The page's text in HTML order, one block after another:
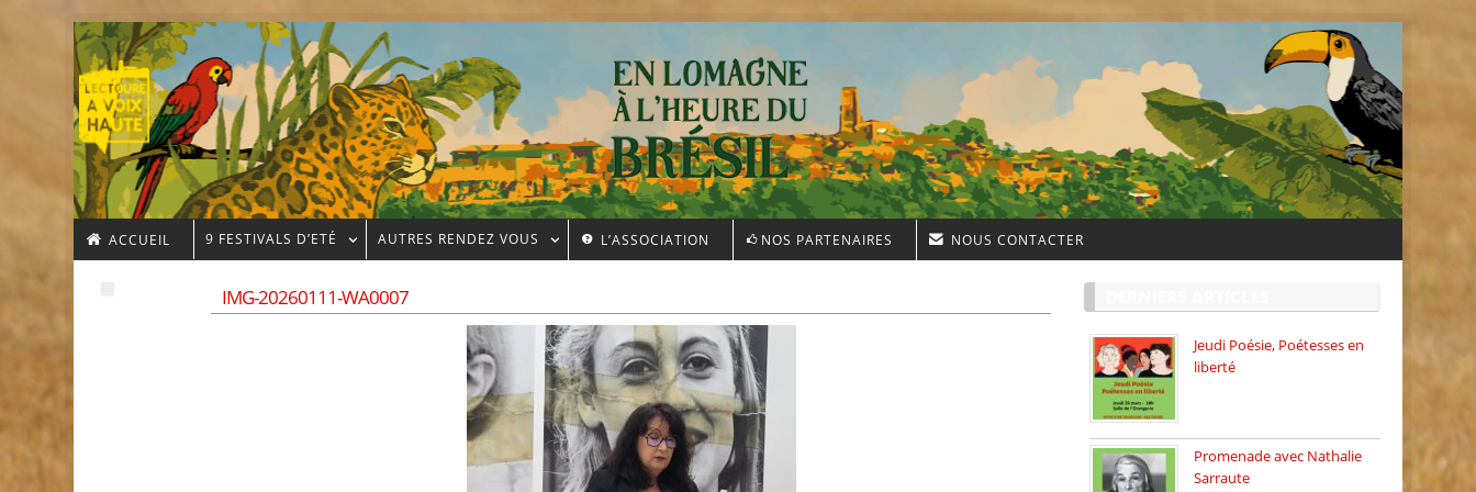
ACCUEIL 9 FESTIVALS D’ETÉ AUTRES RENDEZ VOUS L’ASSOCIATION NOS PARTENAIRES NOUS CONTACTER
IMG-20260111-WA0007
Jeudi Poésie, Poétesses en
liberté
Promenade avec Nathalie
Sarraute